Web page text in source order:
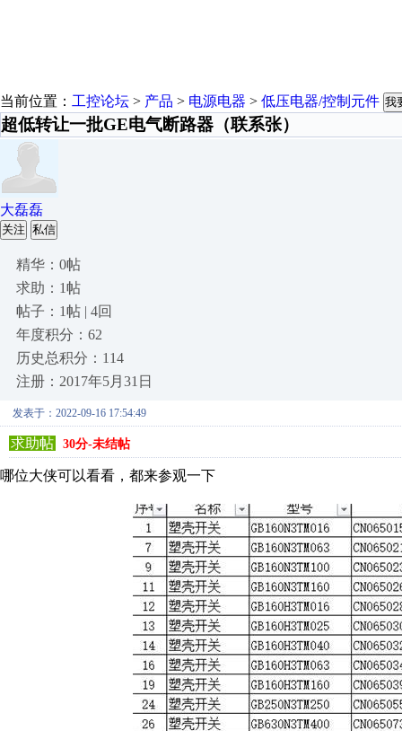
当前位置： 工控论坛 > 产品 > 电源电器 > 低压电器/控制元件 我
超低转让一批GE电气断路器（联系张）
大磊磊
关注 私信
精华：0帖
求助：1帖
帖子：1帖 | 4回
年度积分：62
历史总积分：114
注册：2017年5月31日
发表于：2022-09-16 17:54:49
求助帖 30分-未结帖
哪位大侠可以看看，都来参观一下